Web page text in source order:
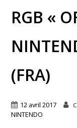
RGB «
(FRA)
12 avril 2017
NINTENDO